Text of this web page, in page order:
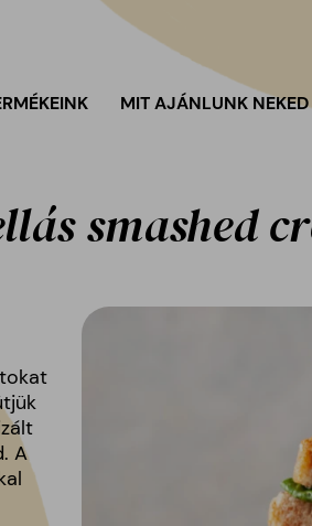
MIT AJÁNLUNK NEKED
smashed
A